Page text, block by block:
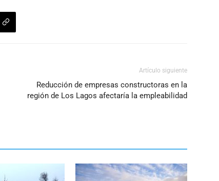
Artículo siguiente
Reducción de empresas constructoras en la
región de Los Lagos afectaría la empleabilidad